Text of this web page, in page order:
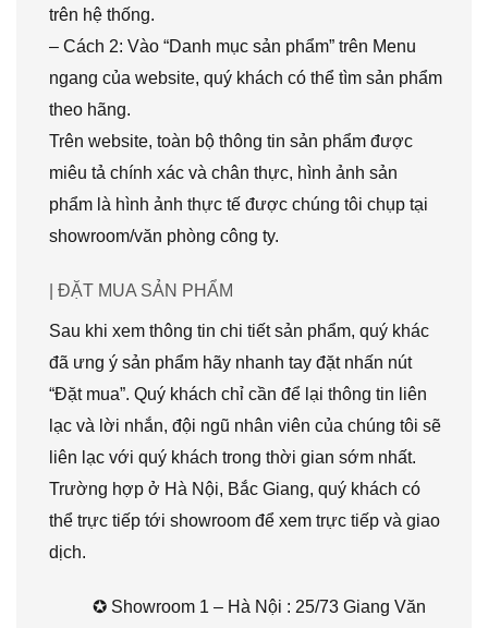
trên hệ thống.
– Cách 2: Vào “Danh mục sản phẩm” trên Menu
ngang của website, quý khách có thể tìm sản phẩm
theo hãng.
Trên website, toàn bộ thông tin sản phẩm được
miêu tả chính xác và chân thực, hình ảnh sản
phẩm là hình ảnh thực tế được chúng tôi chụp tại
showroom/văn phòng công ty.
| ĐẶT MUA SẢN PHẨM
Sau khi xem thông tin chi tiết sản phẩm, quý khác
đã ưng ý sản phẩm hãy nhanh tay đặt nhấn nút
“Đặt mua”. Quý khách chỉ cần để lại thông tin liên
lạc và lời nhắn, đội ngũ nhân viên của chúng tôi sẽ
liên lạc với quý khách trong thời gian sớm nhất.
Trường hợp ở Hà Nội, Bắc Giang, quý khách có
thể trực tiếp tới showroom để xem trực tiếp và giao
dịch.
✪ Showroom 1 – Hà Nội : 25/73 Giang Văn